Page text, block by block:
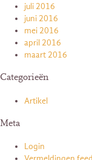
juli 2016
juni 2016
mei 2016
april 2016
maart 2016
Categorieën
Artikel
Meta
Login